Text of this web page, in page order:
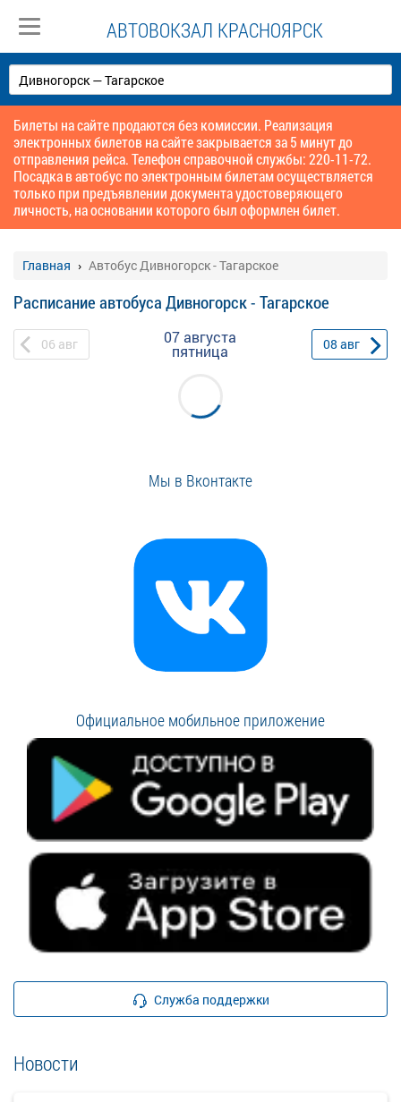
АВТОВОКЗАЛ КРАСНОЯРСК
Билеты на сайте продаются без комиссии. Реализация
электронных билетов на сайте закрывается за 5 минут до
отправления рейса. Телефон справочной службы: 220-11-72.
Посадка в автобус по электронным билетам осуществляется
только при предъявлении документа удостоверяющего
личность, на основании которого был оформлен билет.
Главная Автобус Дивногорск - Тагарское
Расписание автобуса Дивногорск - Тагарское
06 авг 07 августа
пятница 08 авг
Мы в Вконтакте
Официальное мобильное приложение
Служба поддержки
Новости